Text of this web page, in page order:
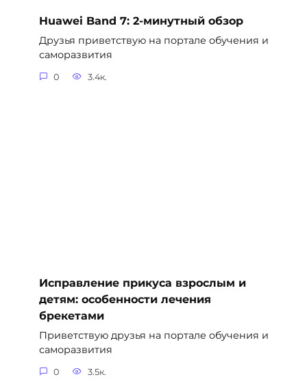
Huawei Band 7: 2-минутный обзор
Друзья приветствую на портале обучения и
саморазвития
0 3.4к.
Исправление прикуса взрослым и
детям: особенности лечения
брекетами
Приветствую друзья на портале обучения и
саморазвития
0 3.5к.